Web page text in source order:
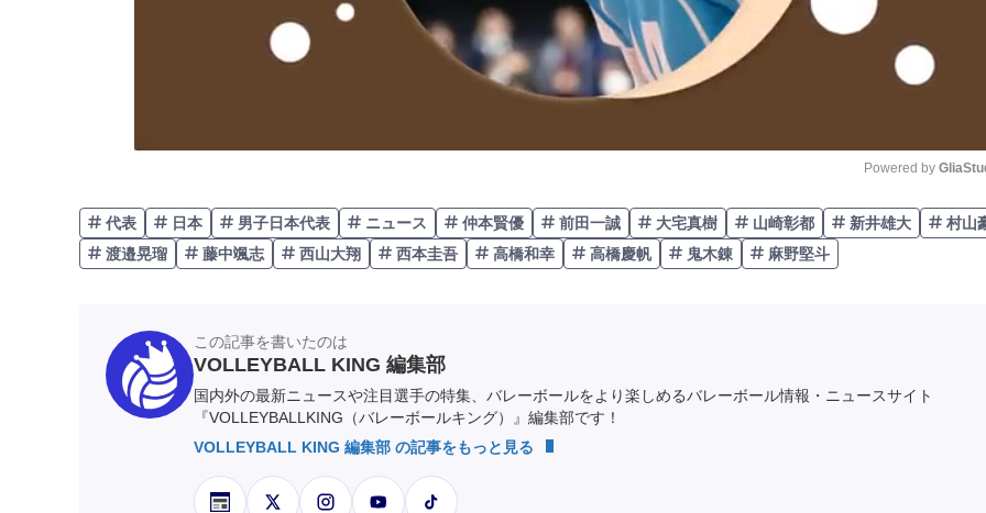
Unmute
Powered by
代表 日本 男子日本代表 ニュース 仲本賢優 前田一誠 大宅真樹 山崎彰都 新井雄大
村山
渡邉晃瑠
藤中颯志 西山大翔 西本圭吾 高橋和幸 高橋慶帆 鬼木錬 麻野堅斗
この記事を書いたのは
VOLLEYBALL KING 編集部
国内外の最新ニュースや注目選手の特集、バレーボールをより楽しめるバレーボール情報・ニュースサイト
『VOLLEYBALLKING（バレーボールキング）』編集部です！
VOLLEYBALL KING 編集部 の記事をもっと見る